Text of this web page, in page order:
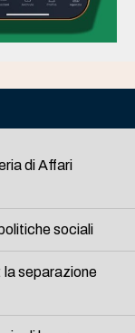
di Affari
sociali
la separazione